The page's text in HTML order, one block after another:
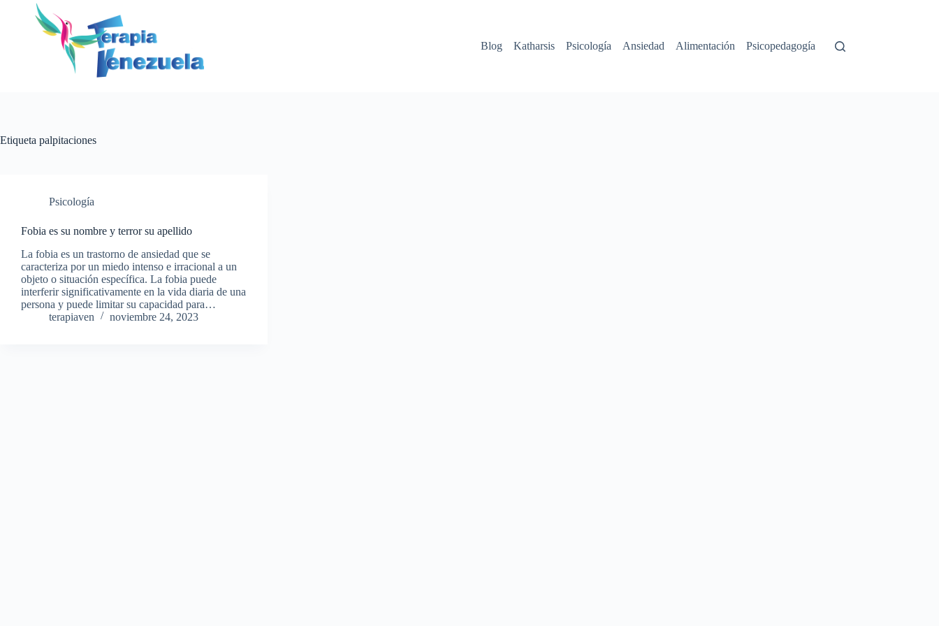
contenido
Blog
Katharsis Psicología Ansiedad Alimentación Psicopedagogía
Etiqueta palpitaciones
Psicología
Fobia es su nombre y terror su apellido
La fobia es un trastorno de ansiedad que se
caracteriza por un miedo intenso e irracional a un
objeto o situación específica. La fobia puede
interferir significativamente en la vida diaria de una
persona y puede limitar su capacidad para…
terapiaven
noviembre 24, 2023